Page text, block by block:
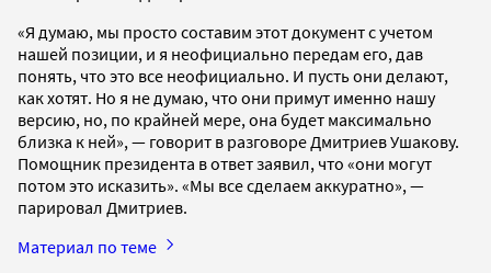
«Я думаю, мы просто составим этот документ с учетом
нашей позиции, и я неофициально передам его, дав
понять, что это все неофициально. И пусть они делают,
как хотят. Но я не думаю, что они примут именно нашу
версию, но, по крайней мере, она будет максимально
близка к ней», — говорит в разговоре Дмитриев Ушакову.
Помощник президента в ответ заявил, что «они могут
потом это исказить». «Мы все сделаем аккуратно», —
парировал Дмитриев.
Материал по теме